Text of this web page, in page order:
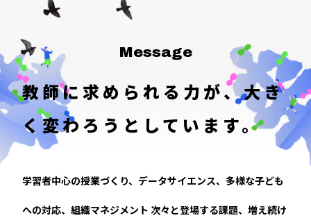
Message
教師に求められる力が、大き
く変わろうとしています。
学習者中心の授業づくり、データサイエンス、多様な子ども
への対応、組織マネジメント―― 次々と登場する課題、増え続け